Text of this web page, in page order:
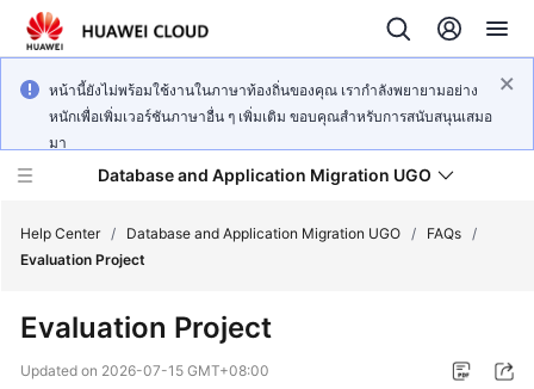
หน้านี้ยังไม่พร้อมใช้งานในภาษาท้องถิ่นของคุณ เรากำลังพยายามอย่าง
หนักเพื่อเพิ่มเวอร์ชันภาษาอื่น ๆ เพิ่มเติม ขอบคุณสำหรับการสนับสนุนเสมอ
มา
Database and Application Migration UGO
New
Help Center / Database and Application Migration UGO / FAQs /
Evaluation Project
Evaluation Project
Updated on 2026-07-15 GMT+08:00